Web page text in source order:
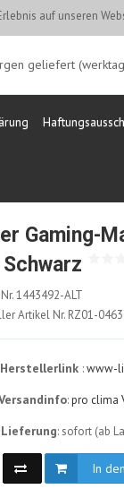
auf unseren
geliefert
Gaming-
Schwarz
1443492-ALT
Artikel Nr. RZ01-
Herstellerlink :www-
:pro clima
Lieferung: sofort (ab
In